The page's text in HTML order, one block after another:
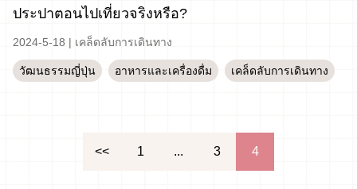
ประปาตอนไปเที่ยวจริงหรือ?
2024-5-18 | เคล็ดลับการเดินทาง
วัฒนธรรมญี่ปุ่น อาหารและเครื่องดื่ม เคล็ดลับการเดินทาง
<< 1 ... 3 4